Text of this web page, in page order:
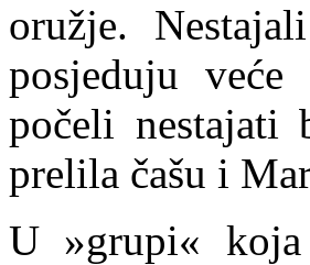
oružje.
posjeduju
počeli nestajati
prelila čašu i
U »grupi« koja